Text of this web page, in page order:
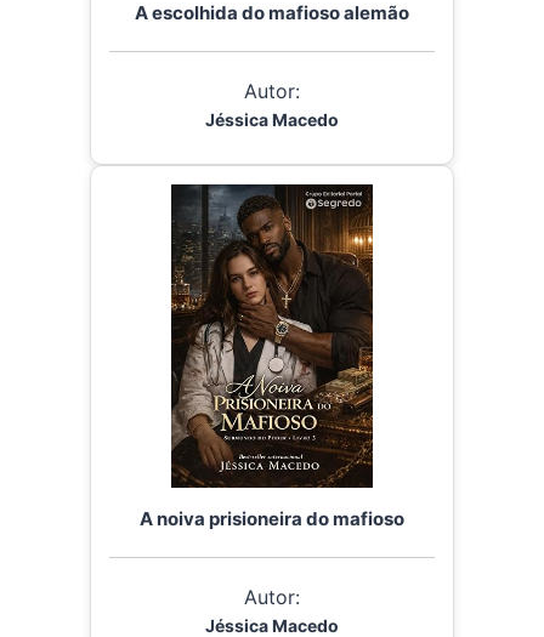
A escolhida do mafioso alemão
Autor:
Jéssica Macedo
A noiva prisioneira do mafioso
Autor:
Jéssica Macedo